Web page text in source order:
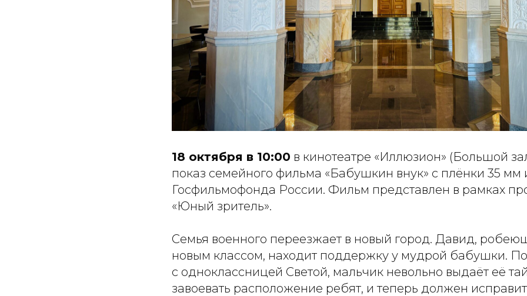
18 октября в 10:00 в кинотеатре «Иллюзион» (Большой
показ семейного фильма «Бабушкин внук» с плёнки 35 мм
Госфильмофонда России. Фильм представлен в рамках
«Юный зритель».
Семья военного переезжает в новый город. Давид,
новым классом, находит поддержку у мудрой бабушки.
с одноклассницей Светой, мальчик невольно выдаёт её
завоевать расположение ребят, и теперь должен